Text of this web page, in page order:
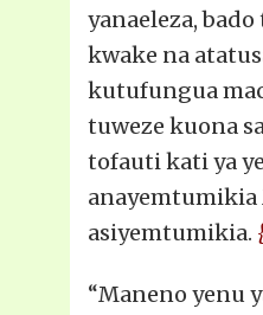
yanaeleza,
kwake na
kutufungua
tuweze kuona
tofauti kati ya
anayemtumikia
asiyemtumikia.
“Maneno yenu